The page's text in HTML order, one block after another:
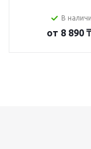
В
от 8 890 ₸